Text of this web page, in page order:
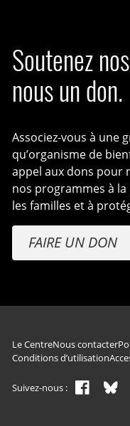
Soutenez
nous un don.
Associez-vous à une
qu’organisme de
appel aux dons pour
nos programmes à
les familles et à
FAIRE UN DON
Navigation
Le CentreNous contacter
Conditions d’utilisation
Suivez-nous :